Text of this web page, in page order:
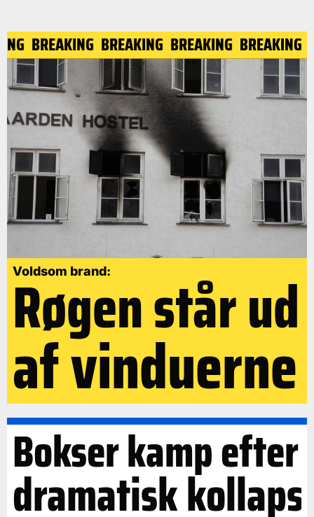
BREAKING BREAKING BREAKING BREAKING
Voldsom brand:
Røgen står ud
af vinduerne
Bokser kamp efter
dramatisk kollaps